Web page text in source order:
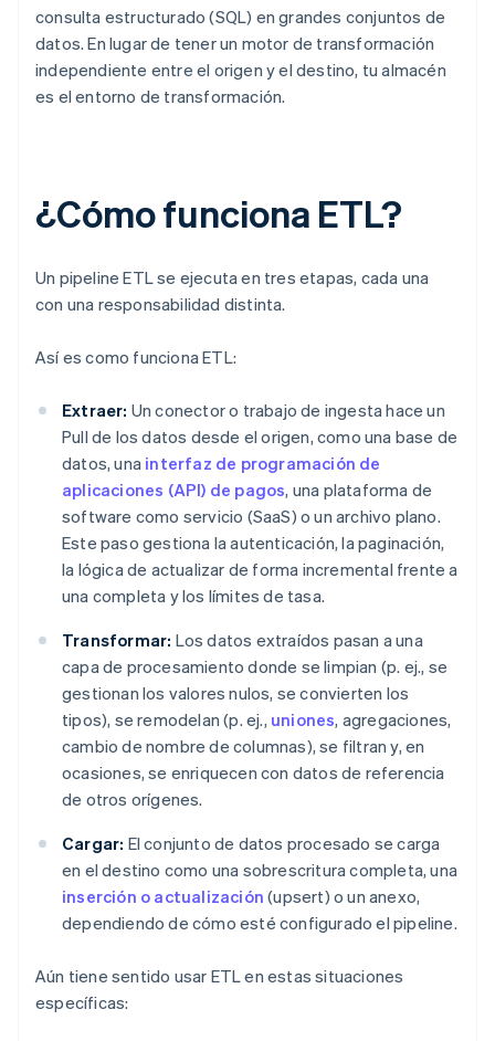
consulta estructurado (SQL) en grandes conjuntos de
datos. En lugar de tener un motor de transformación
independiente entre el origen y el destino, tu almacén
es el entorno de transformación.
¿Cómo funciona ETL?
Un pipeline ETL se ejecuta en tres etapas, cada una
con una responsabilidad distinta.
Así es como funciona ETL:
Extraer: Un conector o trabajo de ingesta hace un
Pull de los datos desde el origen, como una base de
datos, una interfaz de programación de
aplicaciones (API) de pagos, una plataforma de
software como servicio (SaaS) o un archivo plano.
Este paso gestiona la autenticación, la paginación,
la lógica de actualizar de forma incremental frente a
una completa y los límites de tasa.
Transformar: Los datos extraídos pasan a una
capa de procesamiento donde se limpian (p. ej., se
gestionan los valores nulos, se convierten los
tipos), se remodelan (p. ej., uniones, agregaciones,
cambio de nombre de columnas), se filtran y, en
ocasiones, se enriquecen con datos de referencia
de otros orígenes.
Cargar: El conjunto de datos procesado se carga
en el destino como una sobrescritura completa, una
inserción o actualización (upsert) o un anexo,
dependiendo de cómo esté configurado el pipeline.
Aún tiene sentido usar ETL en estas situaciones
específicas: